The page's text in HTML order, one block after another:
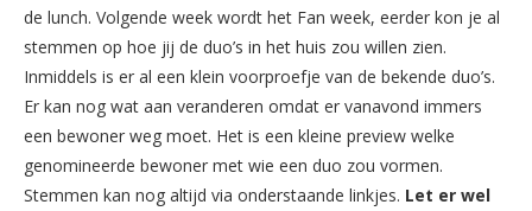
de lunch. Volgende week wordt het Fan week, eerder kon je al
stemmen op hoe jij de duo’s in het huis zou willen zien.
Inmiddels is er al een klein voorproefje van de bekende duo’s.
Er kan nog wat aan veranderen omdat er vanavond immers
een bewoner weg moet. Het is een kleine preview welke
genomineerde bewoner met wie een duo zou vormen.
Stemmen kan nog altijd via onderstaande linkjes. Let er wel